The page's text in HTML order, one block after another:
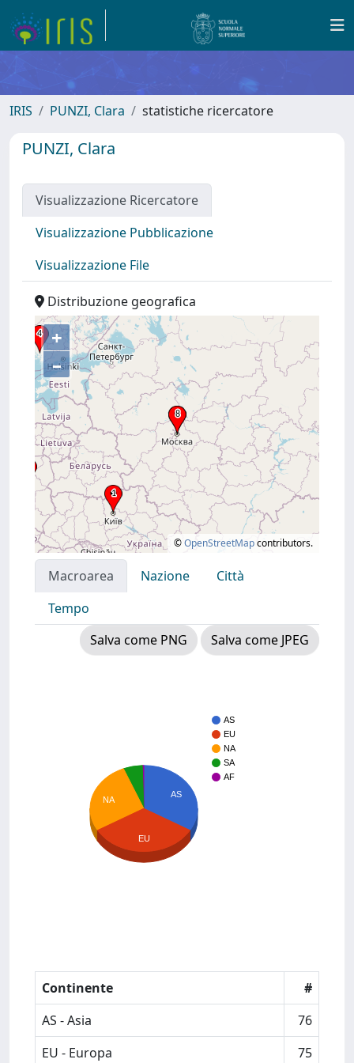
IRIS PUNZI, Clara statistiche ricercatore
PUNZI, Clara
Visualizzazione Ricercatore
Visualizzazione Pubblicazione
Visualizzazione File
Distribuzione geografica
+
–
©OpenStreetMapcontributors.
Macroarea Nazione
Città
Tempo
Salva come PNG
Salva come JPEG
AS
EU
NA
SA
AF
AS
NA
EU
Continente
#
AS - Asia
76
EU - Europa
75